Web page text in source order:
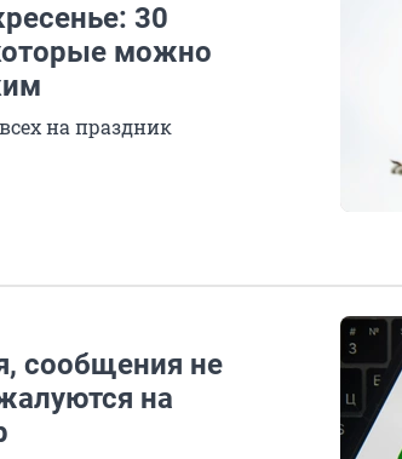
30
можно
на праздник
сообщения не
на